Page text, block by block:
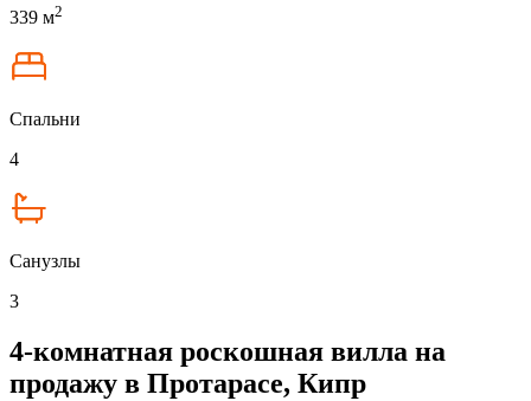
339 м2
Спальни
4
Санузлы
3
4-комнатная роскошная вилла на
продажу в Протарасе, Кипр